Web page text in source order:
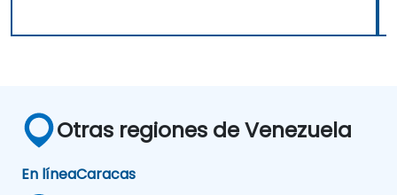
Otras regiones de Venezuela
En líneaCaracas